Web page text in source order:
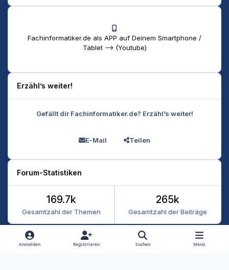
Fachinformatiker.de als APP auf Deinem Smartphone /
Tablet --> (Youtube)
Erzähl’s weiter!
Gefällt dir Fachinformatiker.de? Erzähl’s weiter!
E-Mail Teilen
Forum-Statistiken
Gesamtzahl der Themen
169.7k
Gesamtzahl der Beiträge
265k
Heller Modus
Dunkler Modus
Systemeinstellung
Anmelden Registrieren Suchen Menü